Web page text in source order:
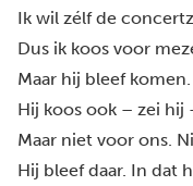
Ik wil zélf de
Dus ik koos voor
Maar hij bleef komen.
Hij koos ook – zei hij
Maar niet voor ons.
Hij bleef daar. In dat